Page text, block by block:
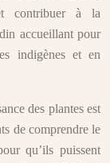
contribuer à la
accueillant pour
indigènes et en
des plantes est
de comprendre le
qu’ils puissent